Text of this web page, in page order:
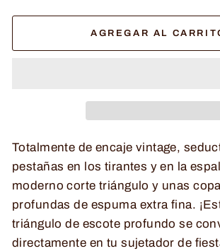
AGREGAR AL
Totalmente de encaje vintage,
pestañas en los tirantes y en la
moderno corte triángulo y unas
profundas de espuma extra fina.
triángulo de escote profundo se
directamente en tu sujetador de